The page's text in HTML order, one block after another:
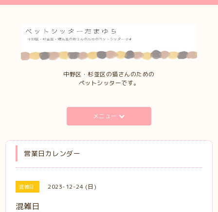
中野区・杉並区の猫さんのための
ペットシッターです。
メニュー
営業日カレンダー
混雑日 2023-12-24 (日)
混雑日